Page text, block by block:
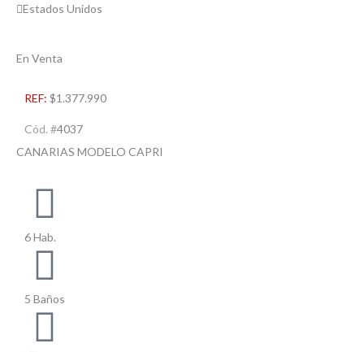
Estados Unidos
En Venta
REF: $1.377.990
Cód. #4037
CANARIAS MODELO CAPRI
6 Hab.
5 Baños